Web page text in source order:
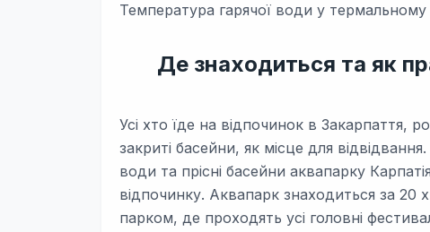
Температура гарячої води у термальному
Де знаходиться та як
Усі хто їде на відпочинок в Закарпаття,
закриті басейни, як місце для
води та прісні басейни аквапарку
відпочинку. Аквапарк знаходиться за 20
парком, де проходять усі головні